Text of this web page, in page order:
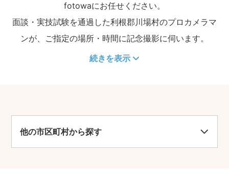
fotowaにお任せください。
面談・実技試験を通過した利根郡川場村のプロカメラマ
ンが、ご指定の場所・時間に記念撮影に伺います。
続きを表示
他の市区町村から探す